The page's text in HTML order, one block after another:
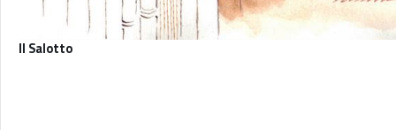
Il Salotto